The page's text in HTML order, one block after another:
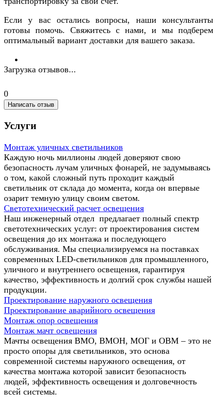
Если у вас остались вопросы, наши консультанты
готовы помочь. Свяжитесь с нами, и мы подберем
оптимальный вариант доставки для вашего заказа.
Загрузка отзывов...
0
Написать отзыв
Услуги
Монтаж уличных светильников
Каждую ночь миллионы людей доверяют свою
безопасность лучам уличных фонарей, не задумываясь
о том, какой сложный путь проходит каждый
светильник от склада до момента, когда он впервые
озарит темную улицу своим светом.
Светотехнический расчет освещения
Наш инженерный отдел предлагает полный спектр
светотехнических услуг: от проектирования систем
освещения до их монтажа и последующего
обслуживания. Мы специализируемся на поставках
современных LED-светильников для промышленного,
уличного и внутреннего освещения, гарантируя
качество, эффективность и долгий срок службы нашей
продукции.
Проектирование наружного освещения
Проектирование аварийного освещения
Монтаж опор освещения
Монтаж мачт освещения
Мачты освещения ВМО, ВМОН, МОГ и ОВМ – это не
просто опоры для светильников, это основа
современной системы наружного освещения, от
качества монтажа которой зависит безопасность
людей, эффективность освещения и долговечность
всей системы.